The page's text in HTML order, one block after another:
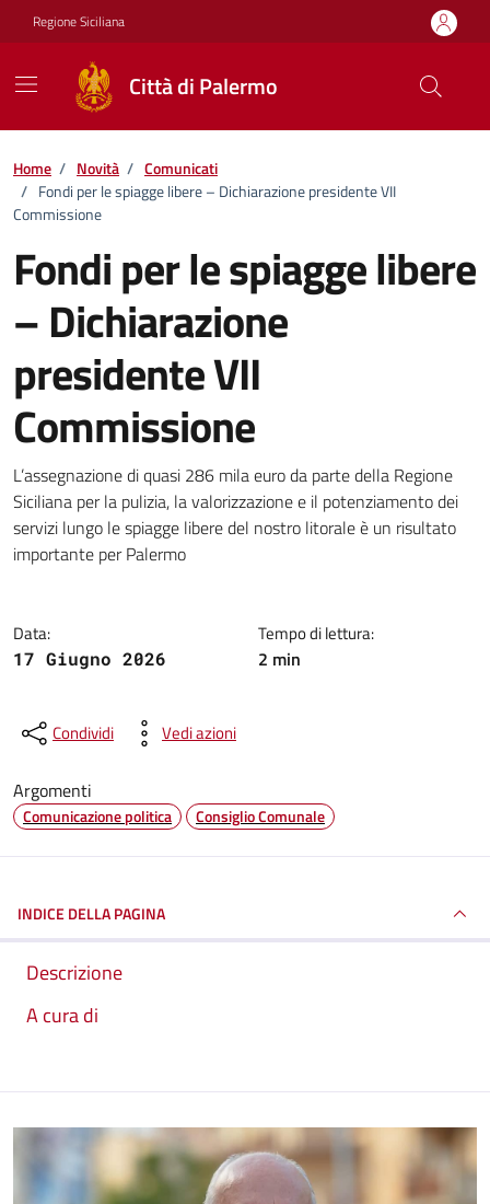
Vai ai contenuti
Vai al footer
Regione Siciliana
Città di Palermo
Home / Novità / Comunicati
/ Fondi per le spiagge libere – Dichiarazione presidente VII
Commissione
Fondi per le spiagge libere
– Dichiarazione
presidente VII
Commissione
Dettagli della notizia
L’assegnazione di quasi 286 mila euro da parte della Regione
Siciliana per la pulizia, la valorizzazione e il potenziamento dei
servizi lungo le spiagge libere del nostro litorale è un risultato
importante per Palermo
Data:
17 Giugno 2026
Tempo di lettura:
2 min
Condividi Vedi azioni
Argomenti
Comunicazione politica Consiglio Comunale
INDICE DELLA PAGINA
Descrizione
A cura di